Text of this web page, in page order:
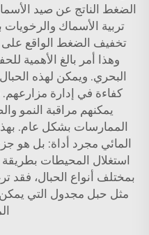
الضغط الناتج عن صيد
تربية الأسماك والرخويات
تخفيف الضغط الواقع على
وهذا أمر بالغ الأهمية
البحري. ويمكن لهذه
كفاءة في إدارة مزارعهم.
يمكنهم مراقبة النمو
الممارسات بشكل عام.
المائي مجرد أداة: بل هو
استغلال المحيطات
بمختلف أنواع الحبال،
مثل حبل مجدول التي